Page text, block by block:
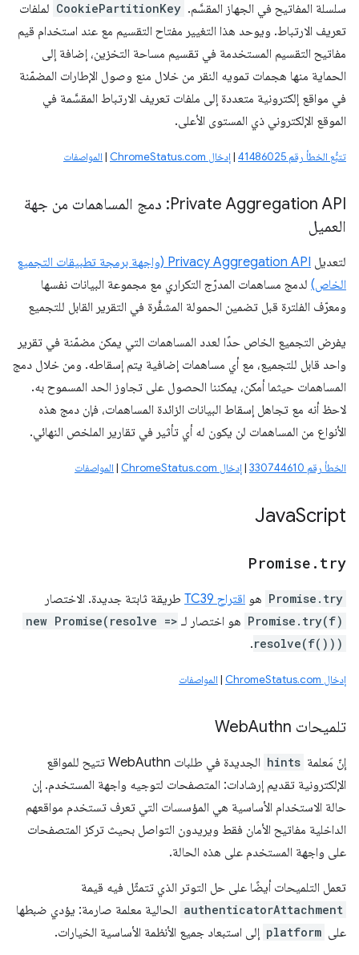
سلسلة المفاتيح في الجهاز المقسَّم. CookiePartitionKey لملفات
تعريف الارتباط. ويوحد هذا التغيير مفتاح التقسيم مع عند استخدام قيم
مفاتيح التقسيم المستخدمة في تقسيم مساحة التخزين، إضافة إلى
الحماية منها هجمات تمويه النقر من خلال منع وصول الإطارات المضمّنة
في مواقع إلكترونية متعددة إلى ملفات تعريف الارتباط المقسَّمة في
الموقع الإلكتروني ذي المستوى الأعلى.
تتبُّع الخطأ رقم 41486025 |إدخال ChromeStatus.com |المواصفات
Private Aggregation API: دمج المساهمات من جهة
العميل
لتعديل
Privacy Aggregation API (واجهة برمجة تطبيقات التجميع
الخاص) لدمج مساهمات المدرّج التكراري مع مجموعة البيانات نفسها
ومعرّف الفلترة قبل تضمين الحمولة المشفَّرة في التقرير القابل للتجميع
يفرض التجميع الخاص حدًا لعدد المساهمات التي يمكن مضمّنة في تقرير
واحد قابل للتجميع، مع أي مساهمات إضافية يتم إسقاطه. ومن خلال دمج
المساهمات حيثما أمكن، يمكننا الحصول على تجاوز الحد المسموح به.
لاحظ أنه مع تجاهل إسقاط البيانات الزائدة المساهمات، فإن دمج هذه
الأنواع من المساهمات لن يكون له أي تأثير في تقارير الملخص النهائي.
الخطأ رقم 330744610 |إدخال ChromeStatus.com |المواصفات
JavaScript
Promise . try
Promise.try هو اقتراح TC39 طريقة ثابتة جديدة. الاختصار
Promise.try(f) هو اختصار لـ new Promise(resolve =>
resolve(f()))
.
إدخال ChromeStatus.com |المواصفات
تلميحات Web Authn
إنّ مَعلمة hints
الجديدة في طلبات WebAuthn تتيح للمواقع
الإلكترونية تقديم إرشادات: المتصفحات لتوجيه واجهة المستخدم. إن
حالة الاستخدام الأساسية هي المؤسسات التي تعرف تستخدم مواقعهم
الداخلية مفاتيح الأمان فقط ويريدون التواصل بحيث تركز المتصفحات
على واجهة المستخدم على هذه الحالة.
تعمل التلميحات أيضًا على حل التوتر الذي تتمثّل فيه قيمة
authenticatorAttachment الحالية معلمة صارمة: يؤدي ضبطها
على platform إلى استبعاد جميع الأنظمة الأساسية الخيارات.